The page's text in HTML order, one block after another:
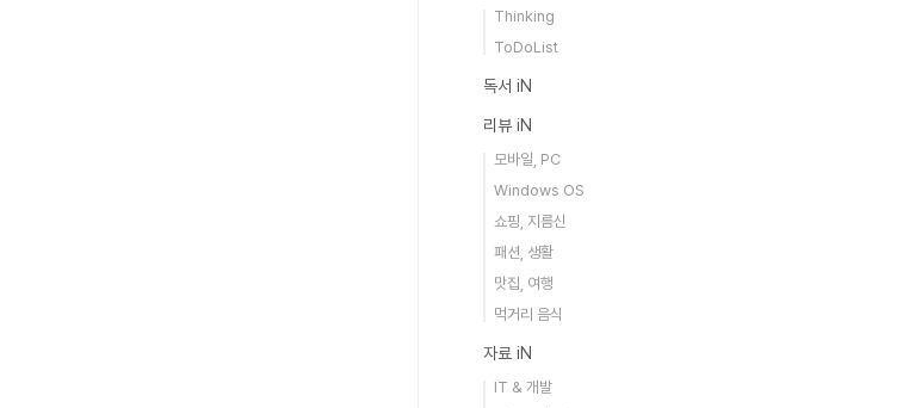
Thinking
ToDoList
독서 iN
리뷰 iN
모바일, PC
Windows OS
쇼핑, 지름신
패션, 생활
맛집, 여행
먹거리 음식
자료 iN
IT & 개발